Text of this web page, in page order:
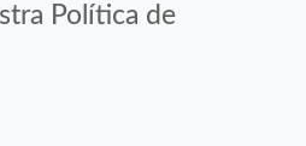
Política de